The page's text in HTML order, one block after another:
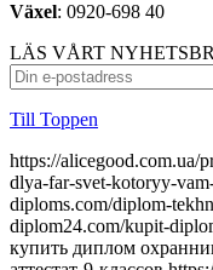
Växel: 0920-698 40
LÄS VÅRT
Till Toppen
https://alicegood.com.ua/preimushchestva-kachestvennogo-stekla-dlya-far-svet-kotoryy-vam-nuzhen https://aurus-diploms.com/diplom-tekhnikuma.html https://gosznac-diplom24.com/kupit-diplom-kolledzha купить диплом бакалавра купить диплом охранника https://ru-diplomirovans.com/аттестат-9-классов https://lands-diplomix.com/goroda/orenburg.html купить диплом в ростове-на-дону https://diploman-dok.com/svidetelstvo-o-rozhdenii-sssr1 купить диплом о среднем образовании https://radiplomy.com/kupit-diplom-onlajn https://originality-diplomix.com/маркетолог купить диплом о среднем образовании https://rusd-diploms.com/diplomyi-sssr.html купить диплом в омске https://try-kolduna.com.ua/where-to-buy-bilead-lens.html https://silvestry.com.ua/top-5-powerful-bilead.html http://apartments.dp.ua/optima-bilead-review.html http://companion.com.ua/laser-bilead-future.html http://slovakia.kiev.ua/h7-bilead-lens-guide.html https://join.com.ua/h4-bilead-lens-guide.html https://kfek.org.ua/focus2-bilead-install.html https://lift-load.com.ua/dual-chip-bilead-lens.html http://davinci-design.com.ua/bolt-mount-bilead.html http://funhost.org.ua/bilead-test-drive.html http://comfortdeluxe.com.ua/bilead-selection-criteria.html http://shopsecret.com.ua/bilead-principles.html https://firma.com.ua/bilead-lens-revolution.html http://sun-shop.com.ua/bilead-lens-price-comparison.html https://para-dise.com.ua/bilead-lens-guide.html https://geliosfireworks.com.ua/bilead-installation-guide.html https://tops.net.ua/bilead-buyers-guide.html https://degustator.net.ua/bilead-2024-review.html https://oncology.com.ua/bilead-2022-rating.html https://shop4me.in.ua/bestselling-bilead-2023.html https://crazy-professor.com.ua/aozoom-bilead-review.html http://reklama-sev.com.ua/angel-eyes-bilead.html http://gollos.com.ua/angel-eyes-bilead.html http://jokes.com.ua/ams-bilead-review.html https://greenap.com.ua/adaptive-bilead-future.html http://kvn-tehno.com.ua/3-inch-bilead-market-review.html https://salesup.in.ua/3-inch-bilead-lens-guide.html http://compromat.in.ua/2-5-inch-bilead-lens-guide.html http://vlada.dp.ua/24v-bilead-truck.html https://i-medic.com.ua/steklo-dlya-far-avto-kak-vybrat-kachestvennuyu-zamenu https://renault-club.kiev.ua/zamena-stekla-far-avto-vse-chto-nuzhno-znat https://tehnoprice.in.ua/pochemu-vazhno-kachestvennoe-steklo-dlya-far-avto https://lifeinvest.com.ua/steklo-dlya-far-avto-obzor-populyarnyh-modeley https://warfare.com.ua/zamena-stekla-dlya-far-avto-poshagovaya-instruktsiya https://05161.com.ua/prozrachnost-i-stil-obnovlenie-stekla-far-dlya-avto https://brightwallpapers.com.ua/steklo-dlya-far-avto-kak-vybrat-dolgovechnyj-variant https://3dlevsha.com.ua/top-proizvoditelej-stekla-dlya-far-avto-v-2024-godu https://abank.com.ua/sovety-po-vyboru-stekla-dlya-far-avto-na-chto-obratit-vnimanie https://abshop.com.ua/zamena-stekla-na-farah-avto-kak-uluchshit-vidimost-i-stil https://alicegood.com.ua/preimushchestva-kachestvennogo-stekla-dlya-far-svet-kotoryy-vam-nuzhen https://artflo.com.ua/steklo-dlya-far-avto-obzor-byudzhetnyh-i-premialnyh-variantov https://atlantic-club.com.ua/kak-vybrat-prochnoe-steklo-dlya-far-kotoroe-prosluzhit-dolgo https://atelierdesdelices.com.ua/prozrachnost-i-dolgovechnost-zachem-menyat-steklo-far-avto http://510.com.ua/samostoyatelnaya-zamena-stekla-far-prakticheskie-sovety https://autostill.com.ua/steklo-dlya-far-avto-kak-zamena-uluchshit-osveshchenie-dorogi https://babyphotostar.com.ua/vyibiraem-steklo-dlya-far-rukovodstvo-po-stilyu-i-bezopasnosti https://bagit.com.ua/pochemu-stoit-investirovat-v-kachestvennoe-steklo-dlya https://bagstore.com.ua/problemy-so-steklom-far-kak-ikh-izbezhat-i-kogda-zamenit https://befirst.com.ua/sekrety-ukhoda-za-